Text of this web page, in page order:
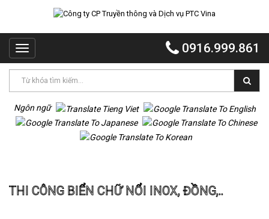
Toggle
navigation
0916.999.861
PTC
PTC
EVENT
PTC
VOI
Ngôn ngữ
THI CÔNG BIỂN CHỮ NỔI INOX, ĐỒNG,..